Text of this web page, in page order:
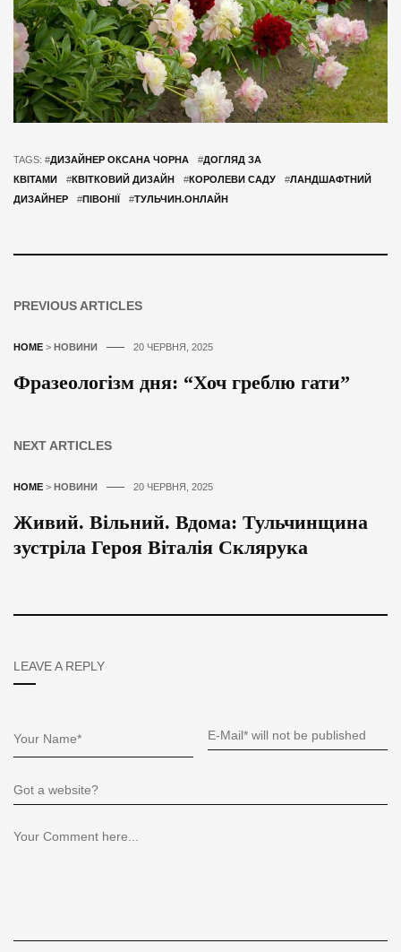
TAGS: #ДИЗАЙНЕР ОКСАНА ЧОРНА #ДОГЛЯД ЗА
КВІТАМИ
#КВІТКОВИЙ ДИЗАЙН #КОРОЛЕВИ САДУ #ЛАНДШАФТНИЙ
ДИЗАЙНЕР
#ПІВОНІЇ #ТУЛЬЧИН.ОНЛАЙН
PREVIOUS ARTICLES
HOME > НОВИНИ 20 ЧЕРВНЯ, 2025
Фразеологізм дня: “Хоч греблю гати”
NEXT ARTICLES
HOME > НОВИНИ 20 ЧЕРВНЯ, 2025
Живий. Вільний. Вдома: Тульчинщина
зустріла Героя Віталія Склярука
LEAVE A REPLY